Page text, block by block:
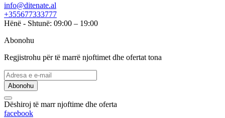
info@ditenate.al
+355677333777
Hënë - Shtunë: 09:00 – 19:00
Abonohu
Regjistrohu për të marrë njoftimet dhe ofertat tona
Abonohu
Dëshiroj të marr njoftime dhe oferta
facebook